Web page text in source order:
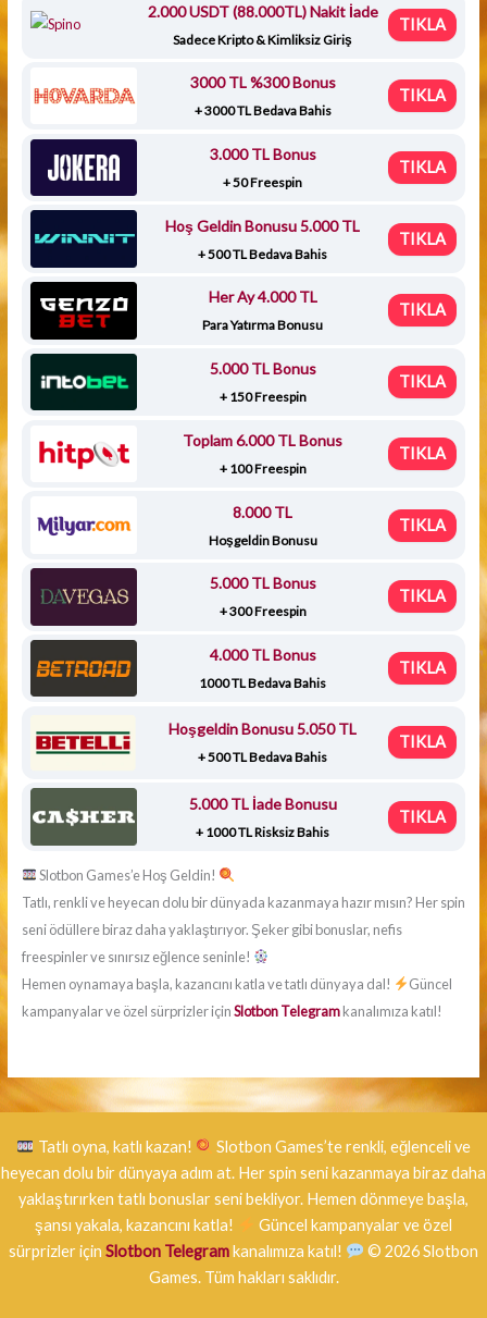
2.000 USDT (88.000TL) Nakit İade
Sadece Kripto & Kimliksiz Giriş
TIKLA
3000 TL %300 Bonus
+ 3000 TL Bedava Bahis
TIKLA
3.000 TL Bonus
+ 50 Freespin
TIKLA
Hoş Geldin Bonusu 5.000 TL
+ 500 TL Bedava Bahis
TIKLA
Her Ay 4.000 TL
Para Yatırma Bonusu
TIKLA
5.000 TL Bonus
+ 150 Freespin
TIKLA
Toplam 6.000 TL Bonus
+ 100 Freespin
TIKLA
8.000 TL
Hoşgeldin Bonusu
TIKLA
5.000 TL Bonus
+ 300 Freespin
TIKLA
4.000 TL Bonus
1000 TL Bedava Bahis
TIKLA
Hoşgeldin Bonusu 5.050 TL
+ 500 TL Bedava Bahis
TIKLA
5.000 TL İade Bonusu
+ 1000 TL Risksiz Bahis
TIKLA
Slotbon Games’e Hoş Geldin!
Tatlı, renkli ve heyecan dolu bir dünyada kazanmaya hazır mısın? Her spin
seni ödüllere biraz daha yaklaştırıyor. Şeker gibi bonuslar, nefis
freespinler ve sınırsız eğlence seninle!
Hemen oynamaya başla, kazancını katla ve tatlı dünyaya dal!
Güncel
kampanyalar ve özel sürprizler içinSlotbon Telegramkanalımıza katıl!
Tatlı oyna, katlı kazan!
Slotbon Games’te renkli, eğlenceli ve
heyecan dolu bir dünyaya adım at. Her spin seni kazanmaya biraz daha
yaklaştırırken tatlı bonuslar seni bekliyor. Hemen dönmeye başla,
şansı yakala, kazancını katla!
Güncel kampanyalar ve özel
sürprizler içinSlotbon Telegramkanalımıza katıl! © 2026Slotbon
Games. Tüm hakları saklıdır.